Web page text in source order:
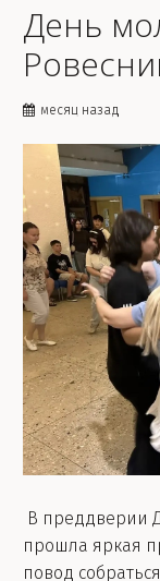
День
месяц назад
В преддверии
прошла яркая
повод